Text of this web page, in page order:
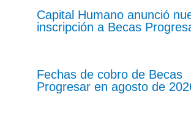
Capital Humano anunció
inscripción a Becas
Fechas de cobro de Becas
Progresar en agosto de